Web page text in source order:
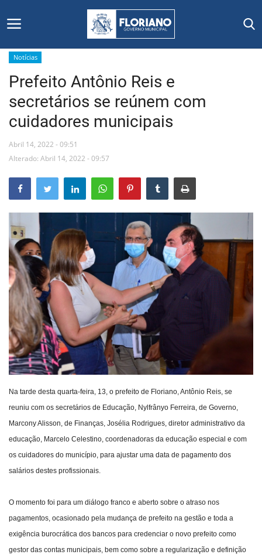
Início
Editais
Floriano
Mural de Licitações
Notícias
Vídeos
Webmail
Contato
Notícias
Prefeito Antônio Reis e
secretários se reúnem com
cuidadores municipais
Abril 14, 2022 - 09:51
Alterado: Abril 14, 2022 - 09:57
Na tarde desta quarta-feira, 13, o prefeito de Floriano, Antônio Reis, se
reuniu com os secretários de Educação, Nylfrânyo Ferreira, de Governo,
Marcony Alisson, de Finanças, Josélia Rodrigues, diretor administrativo da
educação, Marcelo Celestino, coordenadoras da educação especial e com
os cuidadores do município, para ajustar uma data de pagamento dos
salários destes profissionais.
O momento foi para um diálogo franco e aberto sobre o atraso nos
pagamentos, ocasionado pela mudança de prefeito na gestão e toda a
exigência burocrática dos bancos para credenciar o novo prefeito como
gestor das contas municipais, bem como sobre a regularização e definição